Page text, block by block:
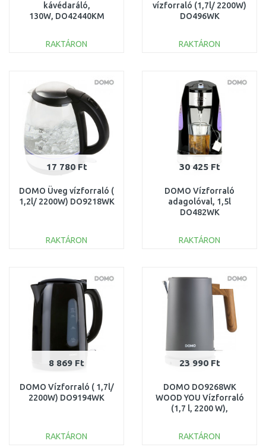
kávédaráló,
130W, DO42440KM
RAKTÁRON
Összehasonlítás
vízforraló (1,7l/ 2200W)
DO496WK
RAKTÁRON
Összehasonlítás
17 780 Ft
DOMO Üveg vízforraló (
1,2l/ 2200W) DO9218WK
RAKTÁRON
Összehasonlítás
30 425 Ft
DOMO Vízforraló
adagolóval, 1,5l
DO482WK
RAKTÁRON
Összehasonlítás
8 869 Ft
DOMO Vízforraló ( 1,7l/
2200W) DO9194WK
RAKTÁRON
23 990 Ft
DOMO DO9268WK
WOOD YOU Vízforraló
(1,7 l, 2200 W),
szürke
RAKTÁRON